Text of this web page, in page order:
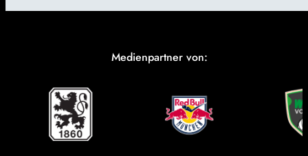
Medienpartner von: